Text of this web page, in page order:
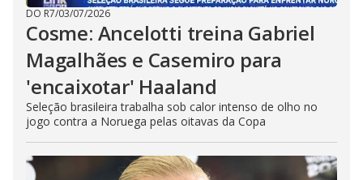
DO R7/03/07/2026
Cosme: Ancelotti treina Gabriel
Magalhães e Casemiro para
'encaixotar' Haaland
Seleção brasileira trabalha sob calor intenso de olho no
jogo contra a Noruega pelas oitavas da Copa